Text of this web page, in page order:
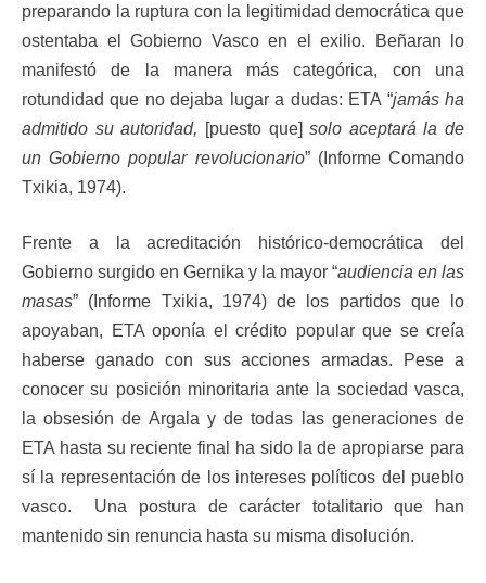
preparando la ruptura con la legitimidad democrática que
ostentaba el Gobierno Vasco en el exilio. Beñaran lo
manifestó de la manera más categórica, con una
rotundidad que no dejaba lugar a dudas: ETA “jamás ha
admitido su autoridad, [puesto que] solo aceptará la de
un Gobierno popular revolucionario” (Informe Comando
Txikia, 1974).
Frente a la acreditación histórico-democrática del
Gobierno surgido en Gernika y la mayor “audiencia en las
masas” (Informe Txikia, 1974) de los partidos que lo
apoyaban, ETA oponía el crédito popular que se creía
haberse ganado con sus acciones armadas. Pese a
conocer su posición minoritaria ante la sociedad vasca,
la obsesión de Argala y de todas las generaciones de
ETA hasta su reciente final ha sido la de apropiarse para
sí la representación de los intereses políticos del pueblo
vasco. Una postura de carácter totalitario que han
mantenido sin renuncia hasta su misma disolución.